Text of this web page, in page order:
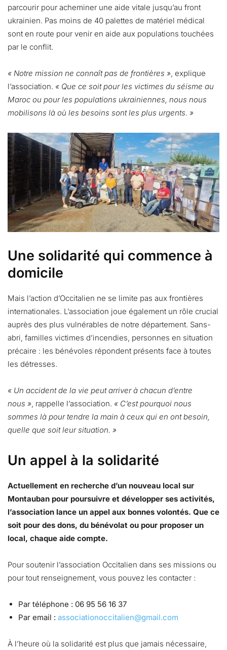
parcourir pour acheminer une aide vitale jusqu’au front
ukrainien. Pas moins de 40 palettes de matériel médical
sont en route pour venir en aide aux populations touchées
par le conflit.
« Notre mission ne connaît pas de frontières », explique
l’association. « Que ce soit pour les victimes du séisme au
Maroc ou pour les populations ukrainiennes, nous nous
mobilisons là où les besoins sont les plus urgents. »
Une solidarité qui commence à
domicile
Mais l’action d’Occitalien ne se limite pas aux frontières
internationales. L’association joue également un rôle crucial
auprès des plus vulnérables de notre département. Sans-
abri, familles victimes d’incendies, personnes en situation
précaire : les bénévoles répondent présents face à toutes
les détresses.
« Un accident de la vie peut arriver à chacun d’entre
nous » , rappelle l’association. « C’est pourquoi nous
sommes là pour tendre la main à ceux qui en ont besoin,
quelle que soit leur situation. »
Un appel à la solidarité
Actuellement en recherche d’un nouveau local sur
Montauban pour poursuivre et développer ses activités,
l’association lance un appel aux bonnes volontés. Que ce
soit pour des dons, du bénévolat ou pour proposer un
local, chaque aide compte.
Pour soutenir l’association Occitalien dans ses missions ou
pour tout renseignement, vous pouvez les contacter :
Par téléphone : 06 95 56 16 37
Par email : associationoccitalien@gmail.com
À l’heure où la solidarité est plus que jamais nécessaire,